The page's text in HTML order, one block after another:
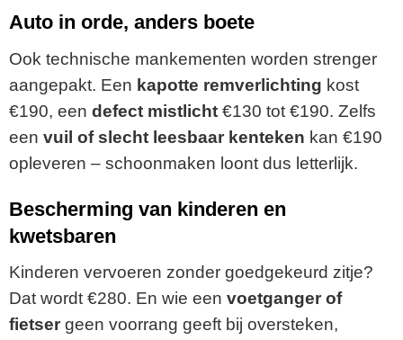
Auto in orde, anders boete
Ook technische mankementen worden strenger
aangepakt. Een kapotte remverlichting kost
€190, een defect mistlicht €130 tot €190. Zelfs
een vuil of slecht leesbaar kenteken kan €190
opleveren – schoonmaken loont dus letterlijk.
Bescherming van kinderen en
kwetsbaren
Kinderen vervoeren zonder goedgekeurd zitje?
Dat wordt €280. En wie een voetganger of
fietser geen voorrang geeft bij oversteken,